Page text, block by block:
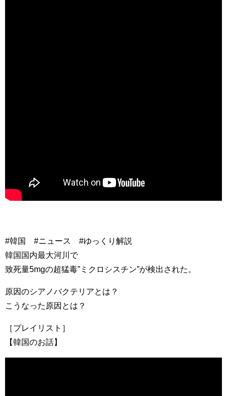
#韓国 #ニュース #ゆっくり解説
韓国国内最大河川で
致死量5mgの超猛毒”ミクロシスチン”が検出された。
原因のシアノバクテリアとは？
こうなった原因とは？
［プレイリスト］
【韓国のお話】